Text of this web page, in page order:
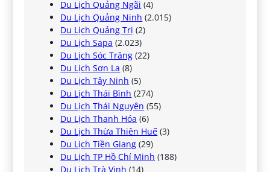
Du Lịch Quảng Ngãi (4)
Du Lịch Quảng Ninh (2.015)
Du Lịch Quảng Trị (2)
Du Lịch Sapa (2.023)
Du Lịch Sóc Trăng (22)
Du Lịch Sơn La (8)
Du Lịch Tây Ninh (5)
Du Lịch Thái Bình (274)
Du Lịch Thái Nguyên (55)
Du Lịch Thanh Hóa (6)
Du Lịch Thừa Thiên Huế (3)
Du Lịch Tiền Giang (29)
Du Lịch TP Hồ Chí Minh (188)
Du Lịch Trà Vinh (14)